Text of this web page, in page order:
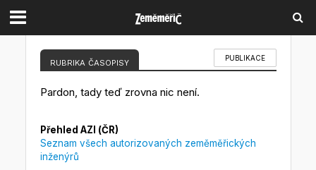
RUBRIKA ČASOPISY
PUBLIKACE
Pardon, tady teď zrovna nic není.
Přehled AZI (ČR)
Seznam všech autorizovaných zeměměřických
inženýrů